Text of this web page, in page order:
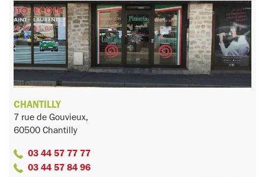
CHANTILLY
7 rue de Gouvieux,
60500 Chantilly
03 44 57 77 77
03 44 57 84 96